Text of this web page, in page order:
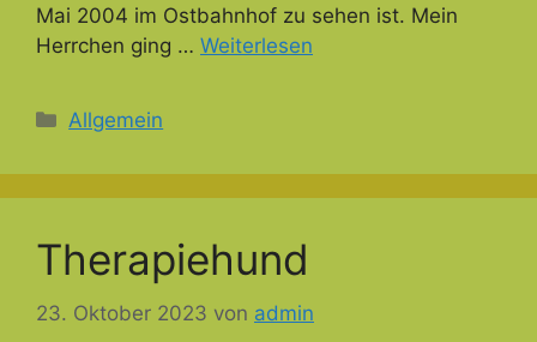
Mai 2004 im Ostbahnhof zu sehen ist. Mein
Herrchen ging … Weiterlesen
Kategorien
Allgemein
Therapiehund
23. Oktober 2023 von admin